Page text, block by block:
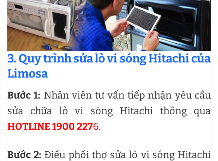
3. Quy trình sửa lò vi sóng Hitachi của
Limosa
Bước 1: Nhân viên tư vấn tiếp nhận yêu cầu
sửa chữa lò vi sóng Hitachi thông qua
HOTLINE 1900 2276.
Bước 2: Điều phối thợ sửa lò vi sóng Hitachi